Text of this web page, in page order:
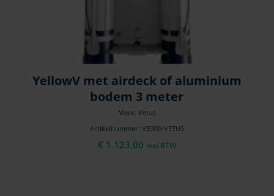
YellowV met airdeck of aluminium
bodem 3 meter
Merk: Vetus
Artikelnummer: VB300-VETUS
€ 1.123,00 incl BTW